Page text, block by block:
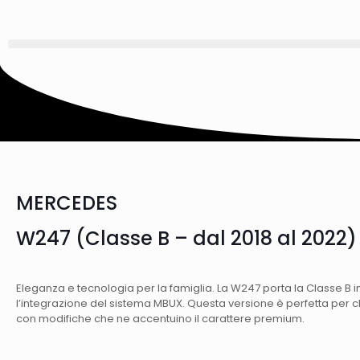
MERCEDES
W247 (Classe B – dal 2018 al 2022)
Eleganza e tecnologia per la famiglia. La W247 porta la Classe
l’integrazione del sistema MBUX. Questa versione è perfetta
con modifiche che ne accentuino il carattere premium.